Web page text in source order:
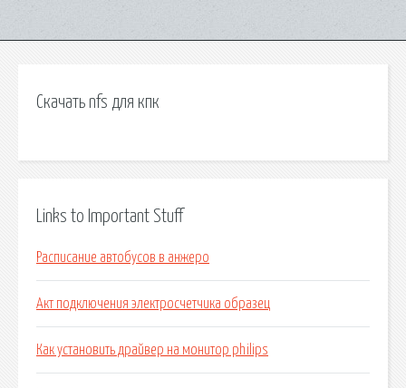
Скачать nfs для кпк
Links to Important Stuff
Расписание автобусов в анжеро
Акт подключения электросчетчика образец
Как установить драйвер на монитор philips